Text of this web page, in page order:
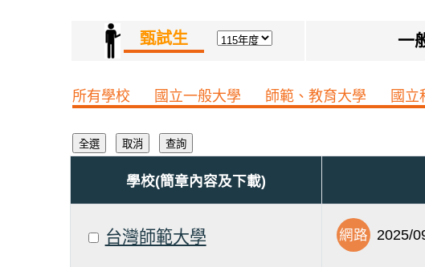
甄試生 一
所有學校 國立一般大學 師範、教育大學 國立
學校(簡章內容及下載)
台灣師範大學 網路 2025/